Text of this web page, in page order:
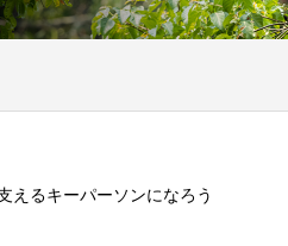
えるキーパーソンになろう